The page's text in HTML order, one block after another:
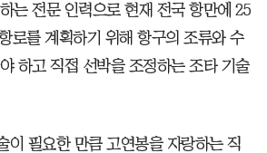
는 전문 인력으로 현재 전국 항만에 25
로를 계획하기 위해 항구의 조류와 수
하고 직접 선박을 조정하는 조타 기술
이 필요한 만큼 고연봉을 자랑하는 직